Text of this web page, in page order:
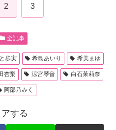
2 3
全記事
歩実 希島あいり 希美まゆ
杏梨 涼宮琴音 白石茉莉奈
阿部乃みく
する